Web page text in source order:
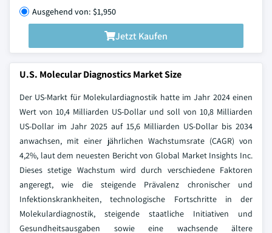
Ausgehend von: $1,950
Jetzt Kaufen
U.S. Molecular Diagnostics Market Size
Der US-Markt für Molekulardiagnostik hatte im Jahr 2024 einen
Wert von 10,4 Milliarden US-Dollar und soll von 10,8 Milliarden
US-Dollar im Jahr 2025 auf 15,6 Milliarden US-Dollar bis 2034
anwachsen, mit einer jährlichen Wachstumsrate (CAGR) von
4,2%, laut dem neuesten Bericht von Global Market Insights Inc.
Dieses stetige Wachstum wird durch verschiedene Faktoren
angeregt, wie die steigende Prävalenz chronischer und
Infektionskrankheiten, technologische Fortschritte in der
Molekulardiagnostik, steigende staatliche Initiativen und
Gesundheitsausgaben sowie eine wachsende ältere